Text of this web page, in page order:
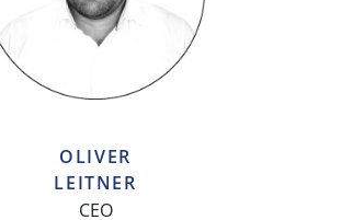
OLIVER
LEITNER
CEO